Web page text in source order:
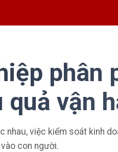
phân
vận
nhau, việc kiểm soát kinh
con người.